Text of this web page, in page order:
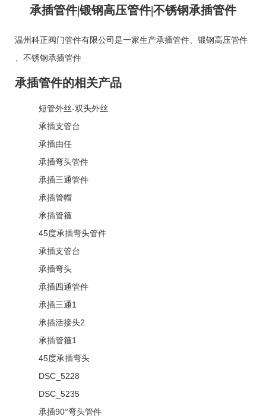
承插管件|锻钢高压管件|不锈钢承插管件
温州科正阀门管件有限公司是一家生产承插管件
锻钢高压管件
不锈钢承插管件
承插管件的相关产品
短管外丝-双头外丝
承插支管台
承插由任
承插弯头管件
承插三通管件
承插管帽
承插管箍
45度承插弯头管件
承插支管台
承插弯头
承插四通管件
承插三通1
承插活接头2
承插管箍1
45度承插弯头
DSC_5228
DSC_5235
承插90°弯头管件